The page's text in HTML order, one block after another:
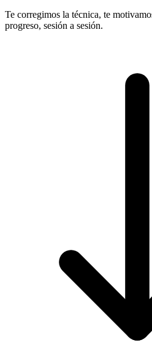
Te corregimos la técnica, te
progreso, sesión a sesión.